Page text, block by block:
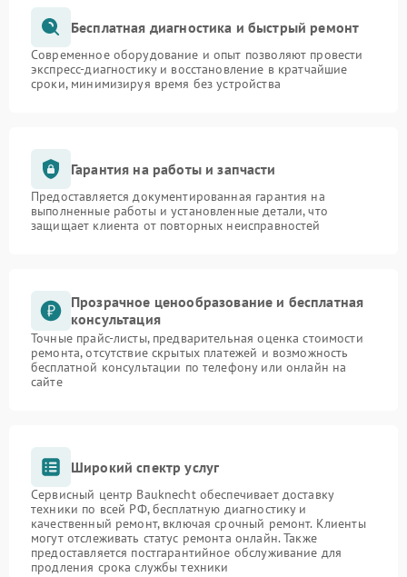
Бесплатная диагностика и быстрый ремонт
Современное оборудование и опыт позволяют провести
экспресс-диагностику и восстановление в кратчайшие
сроки, минимизируя время без устройства
Гарантия на работы и запчасти
Предоставляется документированная гарантия на
выполненные работы и установленные детали, что
защищает клиента от повторных неисправностей
Прозрачное ценообразование и бесплатная
консультация
Точные прайс-листы, предварительная оценка стоимости
ремонта, отсутствие скрытых платежей и возможность
бесплатной консультации по телефону или онлайн на
сайте
Широкий спектр услуг
Сервисный центр Bauknecht обеспечивает доставку
техники по всей РФ, бесплатную диагностику и
качественный ремонт, включая срочный ремонт. Клиенты
могут отслеживать статус ремонта онлайн. Также
предоставляется постгарантийное обслуживание для
продления срока службы техники